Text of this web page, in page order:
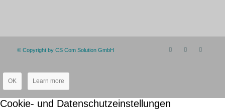
© Copyright by CS Com Solution GmbH
OK Learn more
Cookie- und Datenschutzeinstellungen